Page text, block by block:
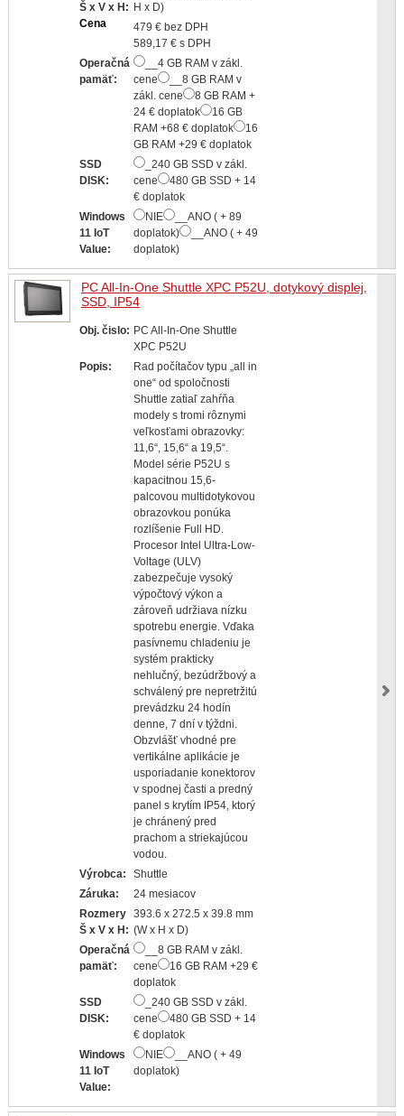
Š x V x H: H x D)
Cena
479 € bez DPH
589,17 € s DPH
Operačná
pamäť:
__4 GB RAM v zákl.
cene
__8 GB RAM v
zákl. cene
8 GB RAM +
24 € doplatok
16 GB
RAM +68 € doplatok
16
GB RAM +29 € doplatok
SSD
DISK:
_240 GB SSD v zákl.
cene
480 GB SSD + 14
€ doplatok
Windows
11 IoT
Value:
NIE
__ANO ( + 89
doplatok)
__ANO ( + 49
doplatok)
PC All-In-One Shuttle XPC P52U, dotykový displej,
SSD, IP54
Obj. čislo: PC All-In-One Shuttle
XPC P52U
Popis:
Rad počítačov typu „all in
one“ od spoločnosti
Shuttle zatiaľ zahŕňa
modely s tromi rôznymi
veľkosťami obrazovky:
11,6“, 15,6“ a 19,5“.
Model série P52U s
kapacitnou 15,6-
palcovou multidotykovou
obrazovkou ponúka
rozlíšenie Full HD.
Procesor Intel Ultra-Low-
Voltage (ULV)
zabezpečuje vysoký
výpočtový výkon a
zároveň udržiava nízku
spotrebu energie. Vďaka
pasívnemu chladeniu je
systém prakticky
nehlučný, bezúdržbový a
schválený pre nepretržitú
prevádzku 24 hodín
denne, 7 dní v týždni.
Obzvlášť vhodné pre
vertikálne aplikácie je
usporiadanie konektorov
v spodnej časti a predný
panel s krytím IP54, ktorý
je chránený pred
prachom a striekajúcou
vodou.
Výrobca:
Shuttle
Záruka:
24 mesiacov
Rozmery
Š x V x H:
393.6 x 272.5 x 39.8 mm
(W x H x D)
Operačná
pamäť:
__8 GB RAM v zákl.
cene
16 GB RAM +29 €
doplatok
SSD
DISK:
_240 GB SSD v zákl.
cene
480 GB SSD + 14
€ doplatok
Windows
11 IoT
Value:
NIE
__ANO ( + 49
doplatok)